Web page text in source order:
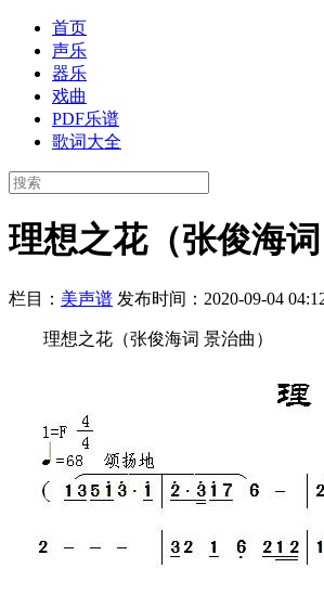
首页
声乐
器乐
戏曲
PDF乐谱
歌词大全
理想之花（张俊海词
栏目： 美声谱 发布时间：2020-09-04
理想之花（张俊海词 景治曲）